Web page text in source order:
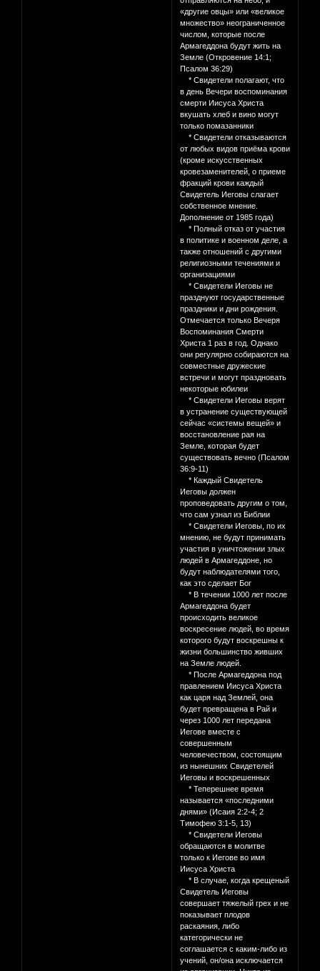
«другие овцы» или «великое
множество» неограниченное
числом, которые после
Армагеддона будут жить на
Земле (Откровение 14:1;
Псалом 36:29)
* Свидетели полагают, что
в день Вечери воспоминания
смерти Иисуса Христа
вкушать хлеб и вино могут
только помазанники
* Свидетели отказываются
от любых видов приёма крови
(кроме искусственных
кровезаменителей, о приеме
фракций крови каждый
Свидетель Иеговы слагает
собственное мнение.
Дополнение от 1985 года)
* Полный отказ от участия
в политике и военном деле, а
также отношений с другими
религиозными течениями и
организациями
* Свидетели Иеговы не
празднуют государственные
праздники и дни рождения.
Отмечается только Вечеря
Воспоминания Смерти
Христа 1 раз в год. Однако
они регулярно собираются на
совместные дружеские
встречи и могут праздновать
некоторые юбилеи
* Свидетели Иеговы верят
в устранение существующей
сейчас «системы вещей» и
восстановление рая на
Земле, которая будет
существовать вечно (Псалом
36:9-11)
* Каждый Свидетель
Иеговы должен
проповедовать другим о том,
что сам узнал из Библии
* Свидетели Иеговы, по их
мнению, не будут принимать
участия в уничтожении злых
людей в Армагеддоне, но
будут наблюдателями того,
как это сделает Бог
* В течении 1000 лет после
Армагеддона будет
происходить великое
воскресение людей, во время
которого будут воскрешны к
жизни большинство живших
на Земле людей.
* После Армагеддона под
правлением Иисуса Христа
как царя над Землей, она
будет превращена в Рай и
через 1000 лет передана
Иегове вместе с
совершенным
человечеством, состоящим
из нынешних Свидетелей
Иеговы и воскрешенных
* Теперешнее время
называется «последними
днями» (Исаия 2:2-4; 2
Тимофею 3:1-5, 13)
* Свидетели Иеговы
обращаются в молитве
только к Иегове во имя
Иисуса Христа
* В случае, когда крещеный
Свидетель Иеговы
совершает тяжелый грех и не
показывает плодов
раскаяния, либо
категорически не
соглашается с каким-либо из
учений, он/она исключается